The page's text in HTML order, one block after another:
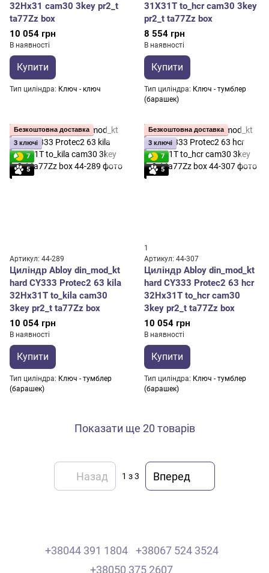
32Hx31 cam30 3key pr2_t
ta77Zz box
10 054 грн
В наявності
Купити
Тип циліндра Ключ - ключ
31X31T to_hcr cam30 3key
pr2_t ta77Zz box
8 554 грн
В наявності
Купити
Тип циліндра
Ключ - тумблер
(барашек)
Безкоштовна доставка
3 ключі
7
5
Артикул: 44-289
Циліндр Abloy din_mod_kt
hard CY333 Protec2 63 kila
32Hx31T to_kila cam30
3key pr2_t ta77Zz box
10 054 грн
В наявності
Купити
Тип циліндра
Ключ - тумблер
(барашек)
Безкоштовна доставка
3 ключі
7
5
1
Артикул: 44-307
Циліндр Abloy din_mod_kt
hard CY333 Protec2 63 hcr
32Hx31T to_hcr cam30
3key pr2_t ta77Zz box
10 054 грн
В наявності
Купити
Тип циліндра
Ключ - тумблер
(барашек)
Показати ще 20 товарів
Назад 1 з 3 Вперед
+38044 391 1804
+38067 524 3524
+38050 375 2607